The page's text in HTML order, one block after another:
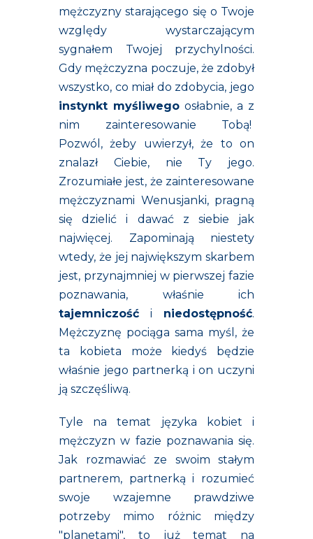
mężczyzny starającego się o Twoje
względy wystarczającym
sygnałem Twojej przychylności.
Gdy mężczyzna poczuje, że zdobył
wszystko, co miał do zdobycia, jego
instynkt myśliwego osłabnie, a z
nim zainteresowanie Tobą!
Pozwól, żeby uwierzył, że to on
znalazł Ciebie, nie Ty jego.
Zrozumiałe jest, że zainteresowane
mężczyznami Wenusjanki, pragną
się dzielić i dawać z siebie jak
najwięcej. Zapominają niestety
wtedy, że jej największym skarbem
jest, przynajmniej w pierwszej fazie
poznawania, właśnie ich
tajemniczość i niedostępność.
Mężczyznę pociąga sama myśl, że
ta kobieta może kiedyś będzie
właśnie jego partnerką i on uczyni
ją szczęśliwą.
Tyle na temat języka kobiet i
mężczyzn w fazie poznawania się.
Jak rozmawiać ze swoim stałym
partnerem, partnerką i rozumieć
swoje wzajemne prawdziwe
potrzeby mimo różnic między
"planetami", to już temat na